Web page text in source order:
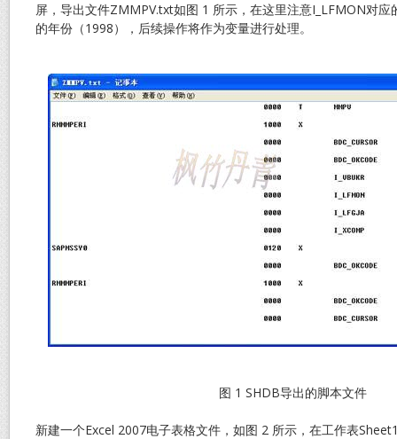
屏，导出文件ZMMPV.txt如图 1 所示，在这里注意I_LFMON对应
的年份（1998），后续操作将作为变量进行处理。
图 1 SHDB导出的脚本文件
新建一个Excel 2007电子表格文件，如图 2 所示，在工作表